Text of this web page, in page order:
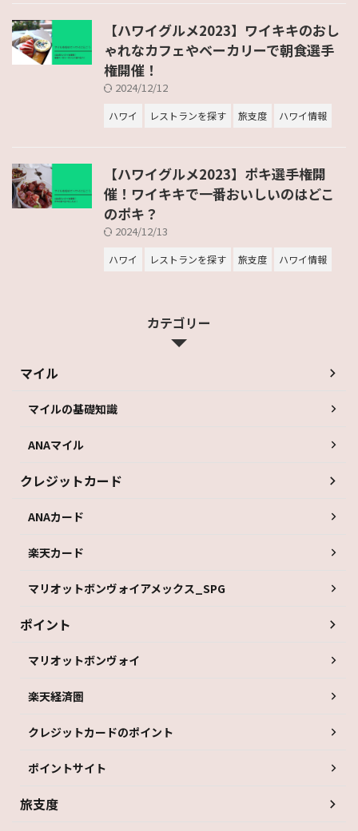
【ハワイグルメ2023】ワイキキのおし
ゃれなカフェやベーカリーで朝食選手
権開催！
2024/12/12
ハワイ レストランを探す 旅支度 ハワイ情報
【ハワイグルメ2023】ポキ選手権開
催！ワイキキで一番おいしいのはどこ
のポキ？
2024/12/13
ハワイ レストランを探す 旅支度 ハワイ情報
カテゴリー
マイル
マイルの基礎知識
ANAマイル
クレジットカード
ANAカード
楽天カード
マリオットボンヴォイアメックス_SPG
ポイント
マリオットボンヴォイ
楽天経済圏
クレジットカードのポイント
ポイントサイト
旅支度